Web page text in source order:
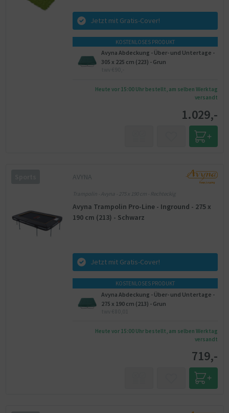
Jetzt mit Gratis-Cover!
KOSTENLOSES PRODUKT
Avyna Abdeckung - Über- und Untertage -
305 x 225 cm (223) - Grun
Heute vor 15:00 Uhr bestellt, am selben Werktag
versandt
1.029,-
AVYNA
Trampolin - Avyna - 275 x 190 cm - Rechteckig
Avyna Trampolin Pro-Line - Inground - 275 x
190 cm (213) - Schwarz
Jetzt mit Gratis-Cover!
KOSTENLOSES PRODUKT
Avyna Abdeckung - Über- und Untertage -
275 x 190 cm (213) - Grun
Heute vor 15:00 Uhr bestellt, am selben Werktag
versandt
719,-